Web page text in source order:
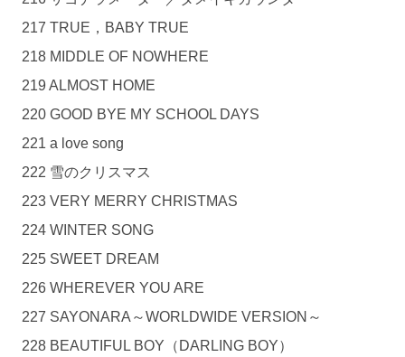
217 TRUE，BABY TRUE
218 MIDDLE OF NOWHERE
219 ALMOST HOME
220 GOOD BYE MY SCHOOL DAYS
221 a love song
222 雪のクリスマス
223 VERY MERRY CHRISTMAS
224 WINTER SONG
225 SWEET DREAM
226 WHEREVER YOU ARE
227 SAYONARA～WORLDWIDE VERSION～
228 BEAUTIFUL BOY（DARLING BOY）